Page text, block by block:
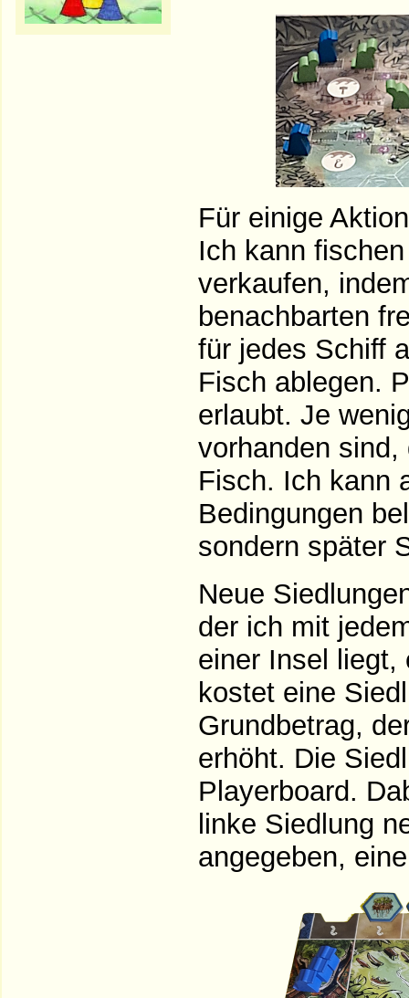
Für einige
Ich kann
verkaufen,
benachbarten
für jedes Schiff
Fisch ablegen.
erlaubt. Je
vorhanden
Fisch. Ich kann
Bedingungen
sondern später
Neue
der ich mit
einer Insel liegt,
kostet eine
Grundbetrag,
erhöht. Die
Playerboard.
linke Siedlung
angegeben,